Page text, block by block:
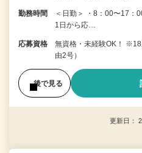
勤務時間
＜日勤＞ ・8：00〜17
1日から応…
応募資格
無資格・未経験OK！
由2号）
後で見る
更新日：